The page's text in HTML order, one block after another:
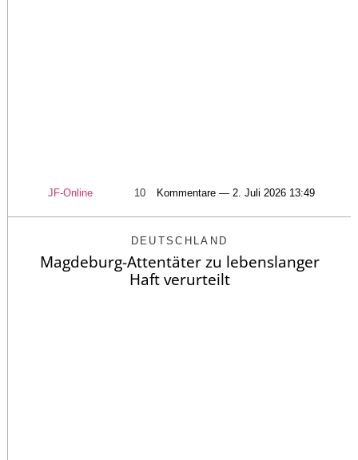
JF-Online 10 Kommentare — 2. Juli 2026 13:49
DEUTSCHLAND
Magdeburg-Attentäter zu lebenslanger
Haft verurteilt